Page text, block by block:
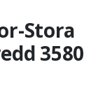
Stora
3580